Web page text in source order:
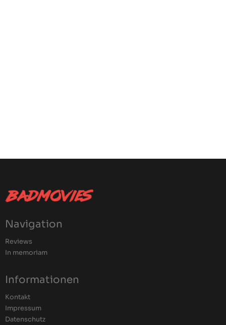
Navigation
Reviews
In memoriam
Informationen
Kontakt
Impressum
Datenschutz